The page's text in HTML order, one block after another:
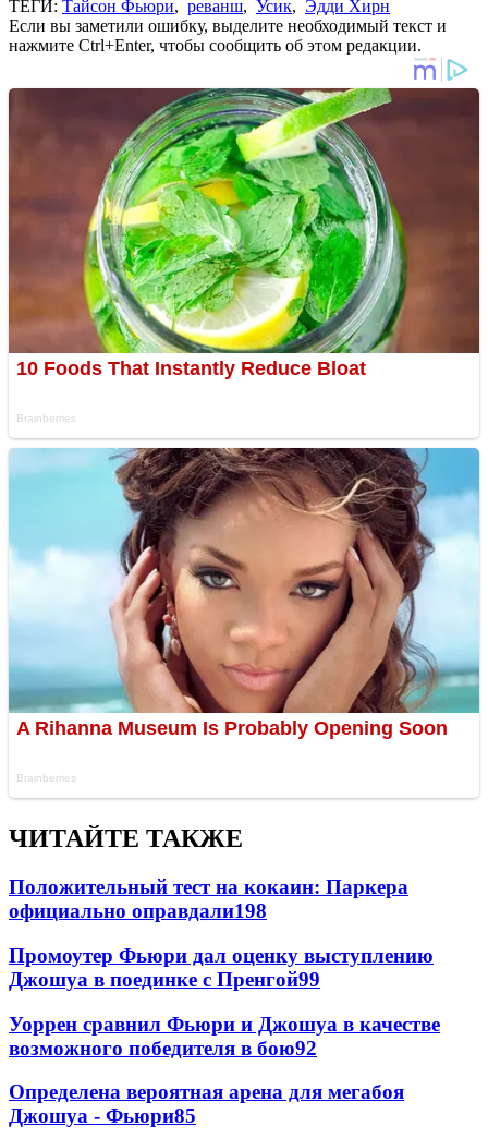
ТЕГИ: Тайсон Фьюри, реванш, Усик, Эдди Хирн
Если вы заметили ошибку, выделите необходимый текст и
нажмите Ctrl+Enter, чтобы сообщить об этом редакции.
ЧИТАЙТЕ ТАКЖЕ
Положительный тест на кокаин: Паркера
официально оправдали198
Промоутер Фьюри дал оценку выступлению
Джошуа в поединке с Пренгой99
Уоррен сравнил Фьюри и Джошуа в качестве
возможного победителя в бою92
Определена вероятная арена для мегабоя
Джошуа - Фьюри85